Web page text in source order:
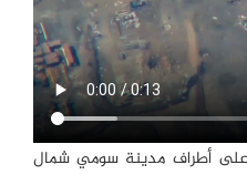
على أطراف مدينة سومي شمال